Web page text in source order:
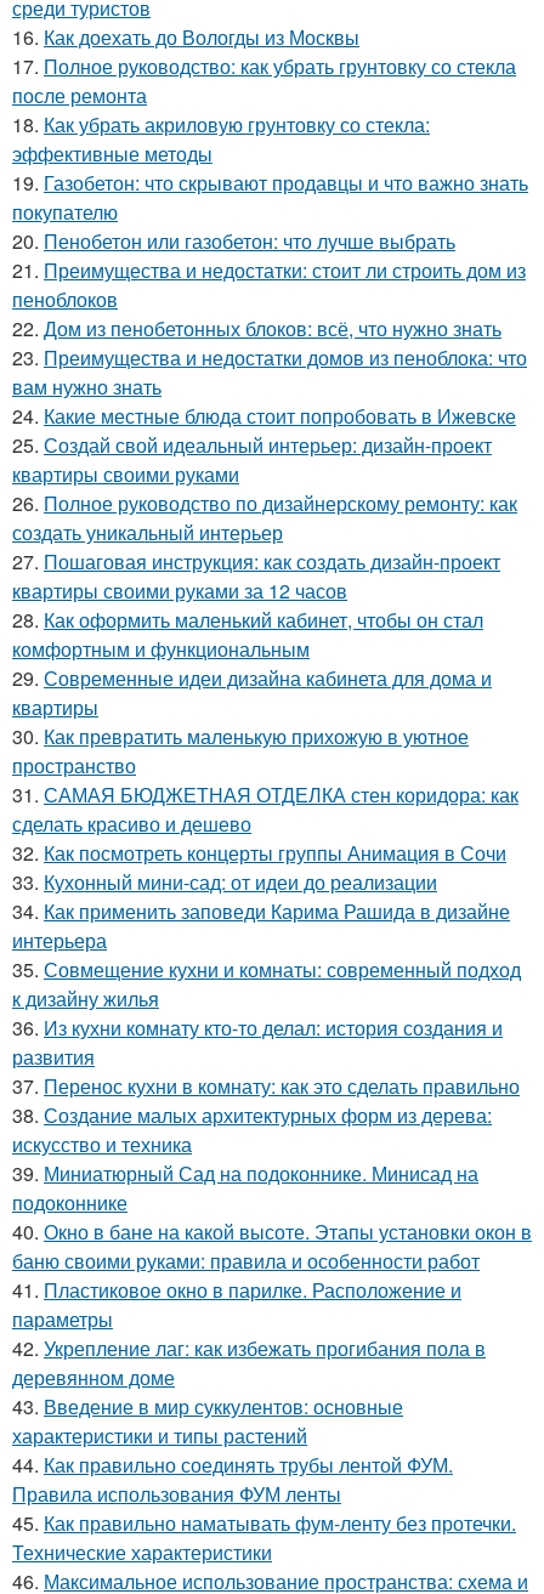
среди туристов
16. Как доехать до Вологды из Москвы
17. Полное руководство: как убрать грунтовку со стекла
после ремонта
18. Как убрать акриловую грунтовку со стекла:
эффективные методы
19. Газобетон: что скрывают продавцы и что важно знать
покупателю
20. Пенобетон или газобетон: что лучше выбрать
21. Преимущества и недостатки: стоит ли строить дом из
пеноблоков
22. Дом из пенобетонных блоков: всё, что нужно знать
23. Преимущества и недостатки домов из пеноблока: что
вам нужно знать
24. Какие местные блюда стоит попробовать в Ижевске
25. Создай свой идеальный интерьер: дизайн-проект
квартиры своими руками
26. Полное руководство по дизайнерскому ремонту: как
создать уникальный интерьер
27. Пошаговая инструкция: как создать дизайн-проект
квартиры своими руками за 12 часов
28. Как оформить маленький кабинет, чтобы он стал
комфортным и функциональным
29. Современные идеи дизайна кабинета для дома и
квартиры
30. Как превратить маленькую прихожую в уютное
пространство
31. САМАЯ БЮДЖЕТНАЯ ОТДЕЛКА стен коридора: как
сделать красиво и дешево
32. Как посмотреть концерты группы Анимация в Сочи
33. Кухонный мини-сад: от идеи до реализации
34. Как применить заповеди Карима Рашида в дизайне
интерьера
35. Совмещение кухни и комнаты: современный подход
к дизайну жилья
36. Из кухни комнату кто-то делал: история создания и
развития
37. Перенос кухни в комнату: как это сделать правильно
38. Создание малых архитектурных форм из дерева:
искусство и техника
39. Миниатюрный Сад на подоконнике. Минисад на
подоконнике
40. Окно в бане на какой высоте. Этапы установки окон в
баню своими руками: правила и особенности работ
41. Пластиковое окно в парилке. Расположение и
параметры
42. Укрепление лаг: как избежать прогибания пола в
деревянном доме
43. Введение в мир суккулентов: основные
характеристики и типы растений
44. Как правильно соединять трубы лентой ФУМ.
Правила использования ФУМ ленты
45. Как правильно наматывать фум-ленту без протечки.
Технические характеристики
46. Максимальное использование пространства: схема и